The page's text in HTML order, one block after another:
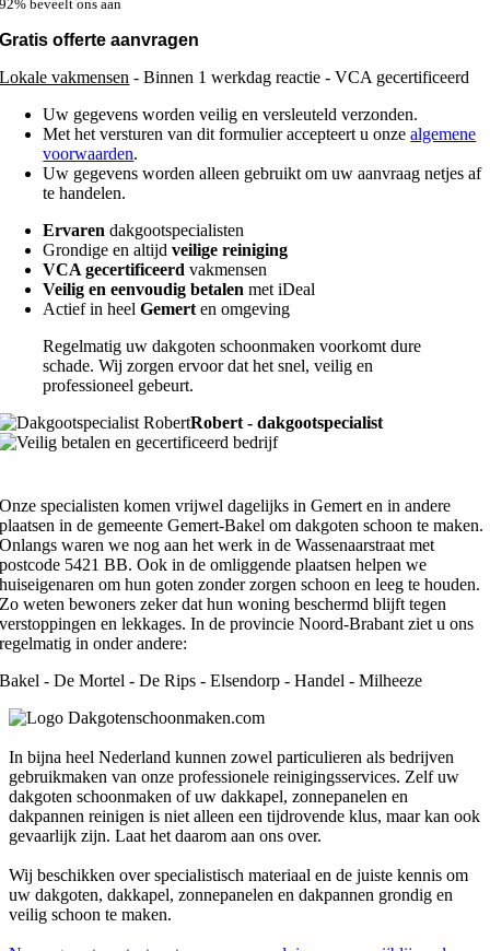
92% beveelt ons aan
Gratis offerte aanvragen
Lokale vakmensen - Binnen 1 werkdag reactie - VCA gecertificeerd
Uw gegevens worden veilig en versleuteld verzonden.
Met het versturen van dit formulier accepteert u onzealgemene
voorwaarden.
Uw gegevens worden alleen gebruikt om uw aanvraag netjes af
te handelen.
Ervaren dakgootspecialisten
Grondige en altijdveilige reiniging
VCA gecertificeerdvakmensen
Veilig en eenvoudig betalen met iDeal
Actief in heelGemert en omgeving
Regelmatig uw dakgoten schoonmaken voorkomt dure
schade. Wij zorgen ervoor dat het snel, veilig en
professioneel gebeurt.
Robert - dakgootspecialist
Onze specialisten komen vrijwel dagelijks in Gemert en in andere
plaatsen in de gemeente Gemert-Bakel om dakgoten schoon te maken.
Onlangs waren we nog aan het werk in de Wassenaarstraat met
postcode 5421 BB. Ook in de omliggende plaatsen helpen we
huiseigenaren om hun goten zonder zorgen schoon en leeg te houden.
Zo weten bewoners zeker dat hun woning beschermd blijft tegen
verstoppingen en lekkages. In de provincie Noord-Brabant ziet u ons
regelmatig in onder andere:
Bakel - De Mortel - De Rips - Elsendorp - Handel - Milheeze
In bijna heel Nederland kunnen zowel particulieren als bedrijven
gebruikmaken van onze professionele reinigingsservices. Zelf uw
dakgoten schoonmaken of uw dakkapel, zonnepanelen en
dakpannen reinigen is niet alleen een tijdrovende klus, maar kan ook
gevaarlijk zijn. Laat het daarom aan ons over.
Wij beschikken over specialistisch materiaal en de juiste kennis om
uw dakgoten, dakkapel, zonnepanelen en dakpannen grondig en
veilig schoon te maken.